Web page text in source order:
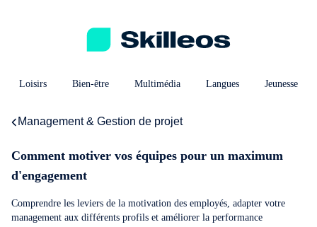
Loisirs Bien-être Multimédia Langues Jeunesse
Management & Gestion de projet
Comment motiver vos équipes pour un maximum
d'engagement
Comprendre les leviers de la motivation des employés, adapter votre
management aux différents profils et améliorer la performance